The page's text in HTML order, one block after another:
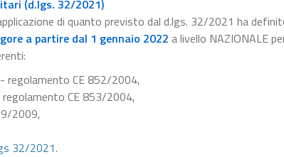
(d.lgs. 32/2021)
di quanto previsto dal d.lgs. 32/2021 ha
a partire dal 1 gennaio 2022 a livello NAZIONALE
regolamento CE 852/2004,
CE 853/2004,
2009,
32/2021.